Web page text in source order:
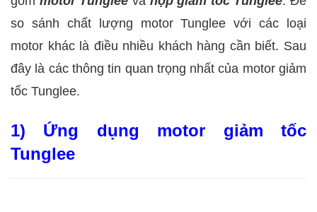
so sánh chất lượng motor Tunglee với các loại
motor khác là điều nhiều khách hàng cần biết. Sau
đây là các thông tin quan trọng nhất của motor giảm
tốc Tunglee.
1) Ứng dụng motor giảm tốc
Tunglee